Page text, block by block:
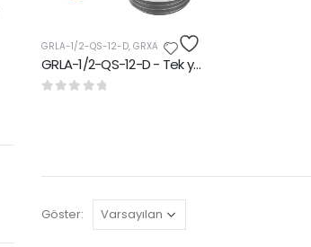
GRLA-1/2-QS-12-D, GRXA
GRLA-1/2-QS-12-D - Tek yönlü akış kontrol valfleri
Göster: